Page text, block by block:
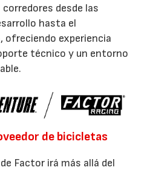
desde las
hasta el
ofreciendo experiencia
técnico y un entorno
de bicicletas
Factor irá más allá del